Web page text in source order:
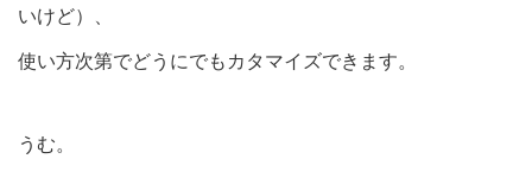
いけど）、
使い方次第でどうにでもカタマイズできます。
うむ。